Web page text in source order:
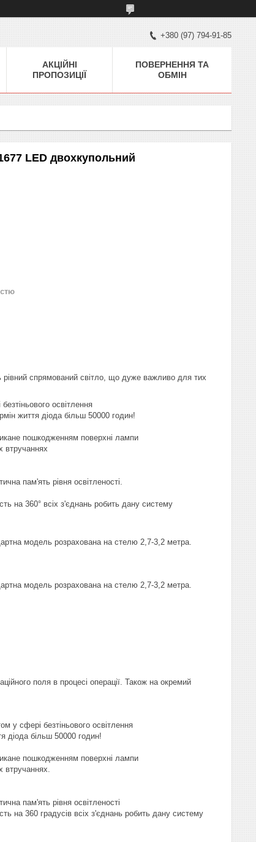
+380 (97) 794-91-85
АКЦІЙНІ
ПРОПОЗИЦІЇ
ПОВЕРНЕННЯ ТА
ОБМІН
LED двохкупольний
спрямований світло, що дуже важливо для тих
освітлення
життя діода більш 50000 годин!
пошкодженням поверхні лампи
втручаннях
пам'ять рівня освітленості.
на 360° всіх з'єднань робить дану систему
модель розрахована на стелю 2,7-3,2 метра.
модель розрахована на стелю 2,7-3,2 метра.
поля в процесі операції. Також на окремий
у сфері безтіньового освітлення
діода більш 50000 годин!
пошкодженням поверхні лампи
пам'ять рівня освітленості
на 360 градусів всіх з'єднань робить дану систему